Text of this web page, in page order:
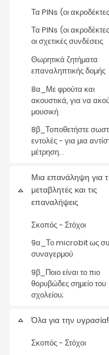
Τα PINs (οι
Τα PINs (οι
οι σχετικές συνδέσεις
Θωρητικά ζητήματα
επαναληπτικής δομής
8α_Με φρούτα και
ακουστικά, για να
μουσική
8β_Τοποθετήστε
εντολές - για μια
μέτρηση...
Σύμπτυξη
Μια επανάληψη για
μεταβλητές και τις
επαναλήψεις
Σκοπός - Στόχοι
9α_Το microbit ως
συναγερμού
9β_Ποιο είναι το πιο
θορυβώδες σημείο του
σχολείου;
Σύμπτυξη
Όλα για την υγρασία!
Σκοπός - Στόχοι